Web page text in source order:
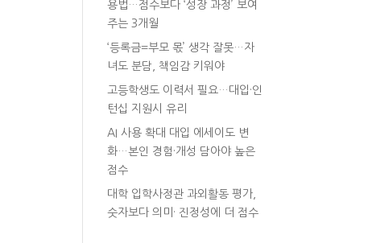
용법…점수보다 ‘성장 과정’ 보여
주는 3개월
‘등록금=부모 몫’ 생각 잘못…자
녀도 분담, 책임감 키워야
고등학생도 이력서 필요…대입·인
턴십 지원시 유리
AI 사용 확대 대입 에세이도 변
화…본인 경험·개성 담아야 높은
점수
대학 입학사정관 과외활동 평가,
숫자보다 의미· 진정성에 더 점수